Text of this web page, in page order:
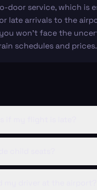
door service, which is
late arrivals to the
won't face the
schedules and prices.